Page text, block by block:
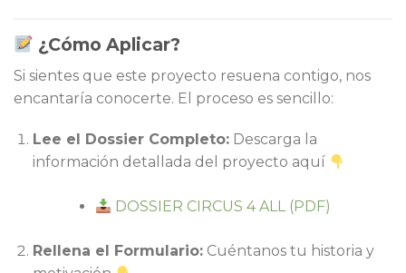
¿Cómo Aplicar?
Si sientes que este proyecto resuena contigo, nos
encantaría conocerte. El proceso es sencillo:
Lee el Dossier Completo:Descarga la
información detallada del proyecto aquí
DOSSIER CIRCUS 4 ALL (PDF)
Rellena el Formulario:Cuéntanos tu historia y